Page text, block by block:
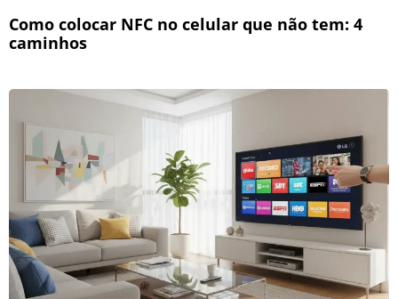
Como colocar NFC no celular que não tem: 4
caminhos